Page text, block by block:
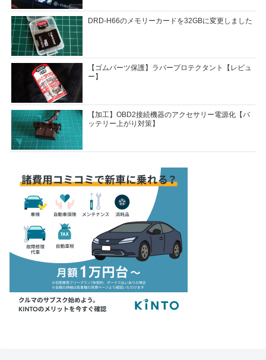
DRD-H66のメモリーカードを32GBに変更しました
【ゴムパーツ保護】ラバープロテクタント【レビュ
ー】
【加工】OBD2接続機器のアクセサリー電源化【バ
ッテリー上がり対策】